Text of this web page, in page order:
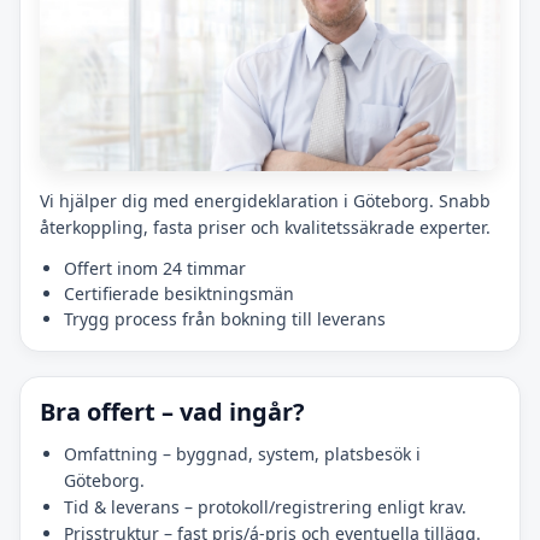
Vi hjälper dig med energideklaration i Göteborg. Snabb
återkoppling, fasta priser och kvalitetssäkrade experter.
Offert inom 24 timmar
Certifierade besiktningsmän
Trygg process från bokning till leverans
Bra offert – vad ingår?
Omfattning – byggnad, system, platsbesök i
Göteborg.
Tid & leverans – protokoll/registrering enligt krav.
Prisstruktur – fast pris/á-pris och eventuella tillägg.